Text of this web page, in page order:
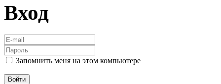
Вход
Запомнить меня на этом компьютере